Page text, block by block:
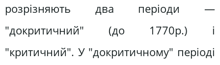
розрізняють два періоди —
"докритичний" (до 1770р.) і
"критичний". У "докритичному" періоді